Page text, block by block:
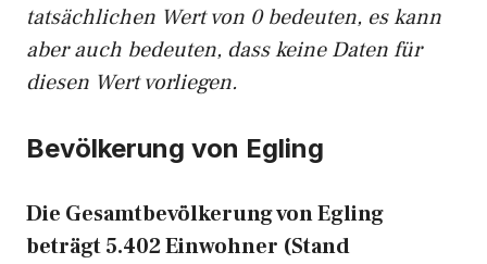
tatsächlichen Wert von 0 bedeuten, es kann
aber auch bedeuten, dass keine Daten für
diesen Wert vorliegen.
Bevölkerung von Egling
Die Gesamtbevölkerung von Egling
beträgt 5.402 Einwohner (Stand